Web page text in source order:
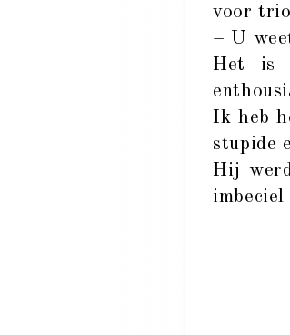
voor
– U
Het is
Ik heb
stupide
Hij